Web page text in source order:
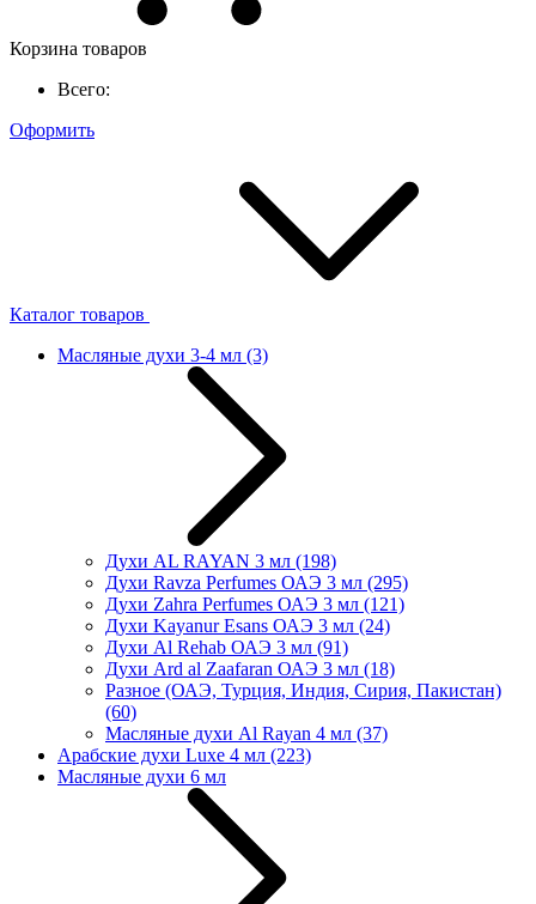
Корзина товаров
Всего:
Оформить
Каталог товаров
Масляные духи 3-4 мл (3)
Духи AL RAYAN 3 мл (198)
Духи Ravza Perfumes ОАЭ 3 мл (295)
Духи Zahra Perfumes ОАЭ 3 мл (121)
Духи Kayanur Esans ОАЭ 3 мл (24)
Духи Al Rehab ОАЭ 3 мл (91)
Духи Ard al Zaafaran ОАЭ 3 мл (18)
Разное (ОАЭ, Турция, Индия, Сирия, Пакистан)
(60)
Масляные духи Al Rayan 4 мл (37)
Арабские духи Luxe 4 мл (223)
Масляные духи 6 мл